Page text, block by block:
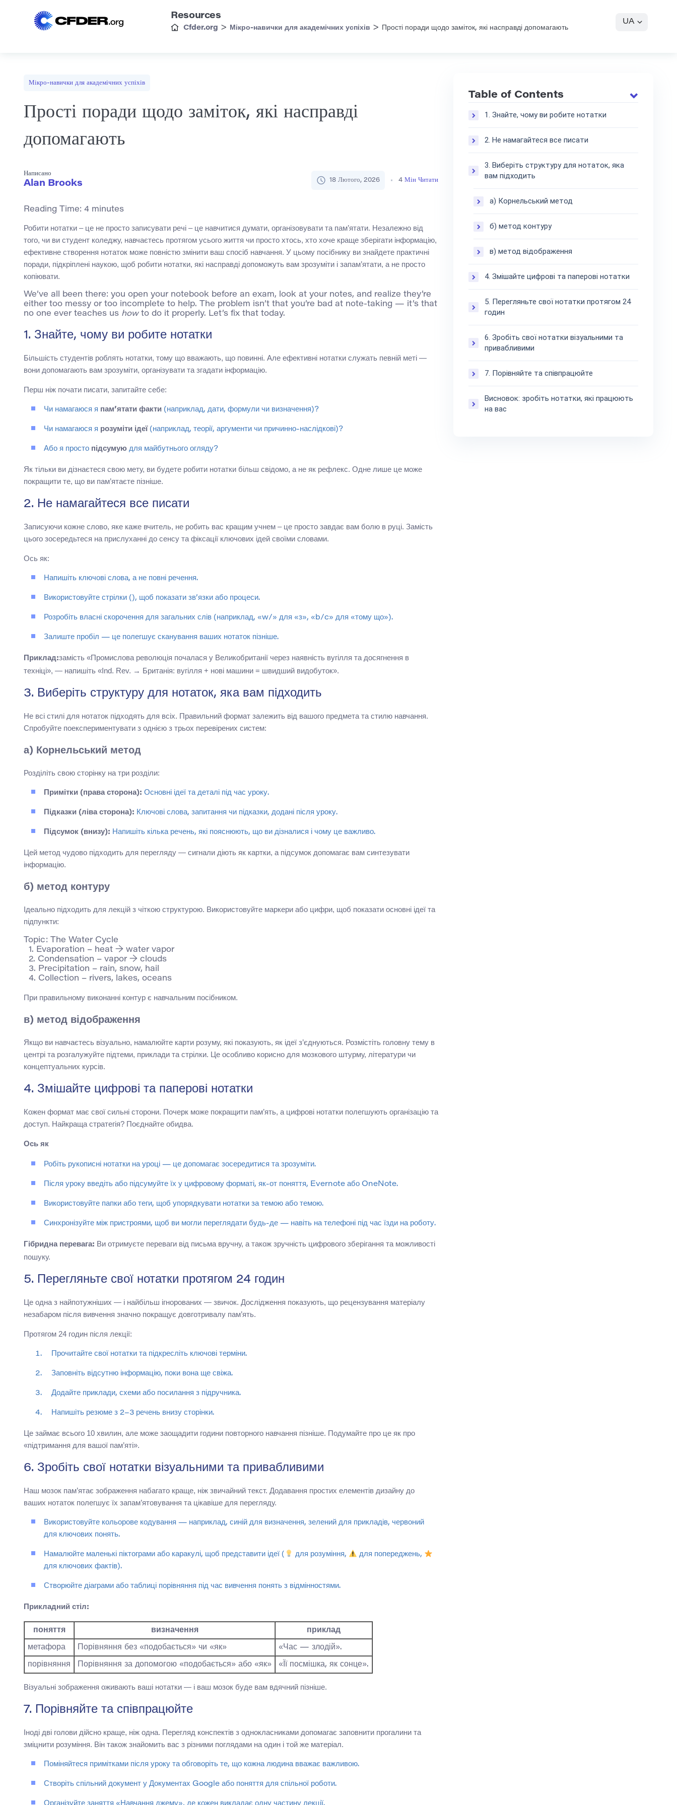
Resources
Cfder.org > Мікро-навички для академічних успіхів > Прості поради щодо заміток, які насправді допомагають
UA
Мікро-навички для академічних успіхів
Прості поради щодо заміток, які насправді
допомагають
Написано
Alan Brooks 18 Лютого, 2026 4 Мін Читати
Reading Time: 4 minutes
Робити нотатки – це не просто записувати речі – це навчитися думати, організовувати та пам’ятати. Незалежно від
того, чи ви студент коледжу, навчаєтесь протягом усього життя чи просто хтось, хто хоче краще зберігати інформацію,
ефективне створення нотаток може повністю змінити ваш спосіб навчання. У цьому посібнику ви знайдете практичні
поради, підкріплені наукою, щоб робити нотатки, які насправді допоможуть вам зрозуміти і запам’ятати, а не просто
копіювати.
We’ve all been there: you open your notebook before an exam, look at your notes, and realize they’re
either too messy or too incomplete to help. The problem isn’t that you’re bad at note-taking — it’s that
no one ever teaches us howto do it properly. Let’s fix that today.
1. Знайте, чому ви робите нотатки
Більшість студентів роблять нотатки, тому що вважають, що повинні. Але ефективні нотатки служать певній меті —
вони допомагають вам зрозуміти, організувати та згадати інформацію.
Перш ніж почати писати, запитайте себе:
Чи намагаюся я пам’ятати факти (наприклад, дати, формули чи визначення)?
Чи намагаюся я розуміти ідеї (наприклад, теорії, аргументи чи причинно-наслідкові)?
Або я просто підсумую для майбутнього огляду?
Як тільки ви дізнаєтеся свою мету, ви будете робити нотатки більш свідомо, а не як рефлекс. Одне лише це може
покращити те, що ви пам’ятаєте пізніше.
2. Не намагайтеся все писати
Записуючи кожне слово, яке каже вчитель, не робить вас кращим учнем – це просто завдає вам болю в руці. Замість
цього зосередьтеся на прислуханні до сенсу та фіксації ключових ідей своїми словами.
Ось як:
Напишіть ключові слова, а не повні речення.
Використовуйте стрілки (), щоб показати зв’язки або процеси.
Розробіть власні скорочення для загальних слів (наприклад, «w/» для «з», «b/c» для «тому що»).
Залиште пробіл — це полегшує сканування ваших нотаток пізніше.
Приклад:замість «Промислова революція почалася у Великобританії через наявність вугілля та досягнення в
техніці», — напишіть «Ind. Rev. → Британія: вугілля + нові машини = швидший видобуток».
3. Виберіть структуру для нотаток, яка вам підходить
Не всі стилі для нотаток підходять для всіх. Правильний формат залежить від вашого предмета та стилю навчання.
Спробуйте поекспериментувати з однією з трьох перевірених систем:
а) Корнельський метод
Розділіть свою сторінку на три розділи:
Примітки (права сторона): Основні ідеї та деталі під час уроку.
Підказки (ліва сторона): Ключові слова, запитання чи підказки, додані після уроку.
Підсумок (внизу): Напишіть кілька речень, які пояснюють, що ви дізналися і чому це важливо.
Цей метод чудово підходить для перегляду — сигнали діють як картки, а підсумок допомагає вам синтезувати
інформацію.
б) метод контуру
Ідеально підходить для лекцій з чіткою структурою. Використовуйте маркери або цифри, щоб показати основні ідеї та
підпункти:
Topic: The Water Cycle
  1. Evaporation – heat → water vapor
  2. Condensation – vapor → clouds
  3. Precipitation – rain, snow, hail
При правильному виконанні контур є навчальним посібником.
в) метод відображення
Якщо ви навчаєтесь візуально, намалюйте карти розуму, які показують, як ідеї з’єднуються. Розмістіть головну тему в
центрі та розгалужуйте підтеми, приклади та стрілки. Це особливо корисно для мозкового штурму, літератури чи
концептуальних курсів.
4. Змішайте цифрові та паперові нотатки
Кожен формат має свої сильні сторони. Почерк може покращити пам’ять, а цифрові нотатки полегшують організацію та
доступ. Найкраща стратегія? Поєднайте обидва.
Ось як
Робіть рукописні нотатки на уроці — це допомагає зосередитися та зрозуміти.
Після уроку введіть або підсумуйте їх у цифровому форматі, як-от поняття, Evernote або OneNote.
Використовуйте папки або теги, щоб упорядкувати нотатки за темою або темою.
Синхронізуйте між пристроями, щоб ви могли переглядати будь-де — навіть на телефоні під час їзди на роботу.
Гібридна перевага: Ви отримуєте переваги від письма вручну, а також зручність цифрового зберігання та можливості
пошуку.
5. Перегляньте свої нотатки протягом 24 годин
Це одна з найпотужніших — і найбільш ігнорованих — звичок. Дослідження показують, що рецензування матеріалу
незабаром після вивчення значно покращує довготривалу пам’ять.
Протягом 24 годин після лекції:
Прочитайте свої нотатки та підкресліть ключові терміни.
Заповніть відсутню інформацію, поки вона ще свіжа.
Додайте приклади, схеми або посилання з підручника.
Напишіть резюме з 2–3 речень внизу сторінки.
Це займає всього 10 хвилин, але може заощадити години повторного навчання пізніше. Подумайте про це як про
«підтримання для вашої пам’яті».
6. Зробіть свої нотатки візуальними та привабливими
Наш мозок пам’ятає зображення набагато краще, ніж звичайний текст. Додавання простих елементів дизайну до
ваших нотаток полегшує їх запам’ятовування та цікавіше для перегляду.
Використовуйте кольорове кодування — наприклад, синій для визначення, зелений для прикладів, червоний
для ключових понять.
Намалюйте маленькі піктограми або каракулі, щоб представити ідеї ( для розуміння,
для попереджень,
для ключових фактів).
Створюйте діаграми або таблиці порівняння під час вивчення понять з відмінностями.
Прикладний стіл:
поняття визначення приклад
метафора Порівняння без «подобається» чи «як» «Час — злодій».
порівняння Порівняння за допомогою «подобається» або «як» «Її посмішка, як сонце».
Візуальні зображення оживають ваші нотатки — і ваш мозок буде вам вдячний пізніше.
7. Порівняйте та співпрацюйте
Іноді дві голови дійсно краще, ніж одна. Перегляд конспектів з однокласниками допомагає заповнити прогалини та
зміцнити розуміння. Він також знайомить вас з різними поглядами на один і той же матеріал.
Поміняйтеся примітками після уроку та обговоріть те, що кожна людина вважає важливою.
Створіть спільний документ у Документах Google або поняття для спільної роботи.
Table of Contents
1. Знайте, чому ви робите нотатки
2. Не намагайтеся все писати
3. Виберіть структуру для нотаток, яка
вам підходить
а) Корнельський метод
б) метод контуру
в) метод відображення
4. Змішайте цифрові та паперові нотатки
5. Перегляньте свої нотатки протягом 24
годин
6. Зробіть свої нотатки візуальними та
привабливими
7. Порівняйте та співпрацюйте
Висновок: зробіть нотатки, які працюють
на вас